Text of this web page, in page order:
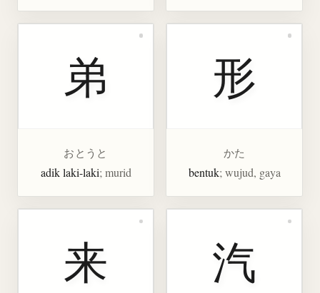
弟
おとうと
adik laki-laki; murid
形
かた
bentuk; wujud, gaya
来 汽